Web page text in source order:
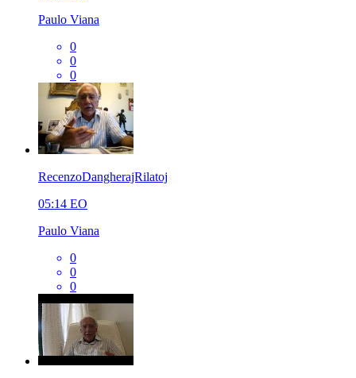
Paulo Viana
0
0
0
RecenzoDangherajRilatoj
05:14 EO
Paulo Viana
0
0
0